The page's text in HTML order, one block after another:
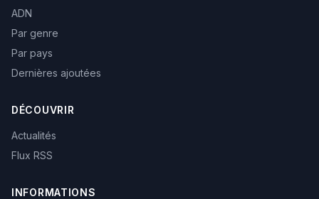
ADN
Par genre
Par pays
Dernières ajoutées
DÉCOUVRIR
Actualités
Flux RSS
INFORMATIONS